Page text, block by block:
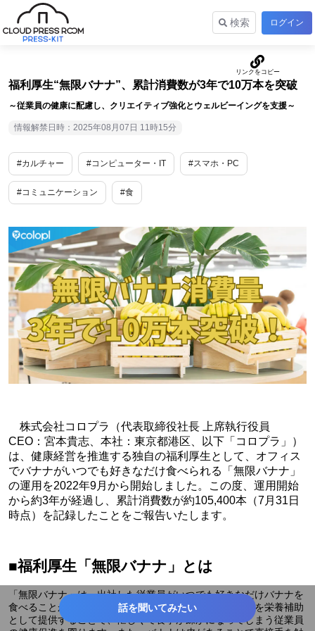
検索 ログイン
福利厚生“無限バナナ”、累計消費数が3年で10万本を突破
～従業員の健康に配慮し、クリエイティブ強化とウェルビーイングを支援～
情報解禁日時：2025年08月07日 11時15分
#カルチャー #コンピューター・IT #スマホ・PC
#コミュニケーション #食
株式会社コロプラ（代表取締役社長 上席執行役員
CEO：宮本貴志、本社：東京都港区、以下「コロプラ」）
は、健康経営を推進する独自の福利厚生として、オフィス
でバナナがいつでも好きなだけ食べられる「無限バナナ」
の運用を2022年9月から開始しました。この度、運用開始
から約3年が経過し、累計消費数が約105,400本（7月31日
時点）を記録したことをご報告いたします。
■福利厚生「無限バナナ」とは
「無限バナナ」は、出社した従業員がいつでも好きなだけバナナを
食べることができる福利厚生です。栄養価の高いバナナを栄養補助
として提供することで、忙しくて食事が疎かになってしまう従業員
話を聞いてみたい